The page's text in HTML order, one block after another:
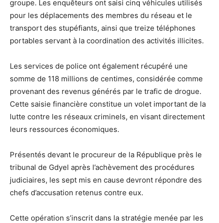
groupe. Les enquêteurs ont saisi cinq véhicules utilisés
pour les déplacements des membres du réseau et le
transport des stupéfiants, ainsi que treize téléphones
portables servant à la coordination des activités illicites.
Les services de police ont également récupéré une
somme de 118 millions de centimes, considérée comme
provenant des revenus générés par le trafic de drogue.
Cette saisie financière constitue un volet important de la
lutte contre les réseaux criminels, en visant directement
leurs ressources économiques.
Présentés devant le procureur de la République près le
tribunal de Gdyel après l’achèvement des procédures
judiciaires, les sept mis en cause devront répondre des
chefs d’accusation retenus contre eux.
Cette opération s’inscrit dans la stratégie menée par les